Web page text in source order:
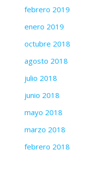
febrero 2019
enero 2019
octubre 2018
agosto 2018
julio 2018
junio 2018
mayo 2018
marzo 2018
febrero 2018